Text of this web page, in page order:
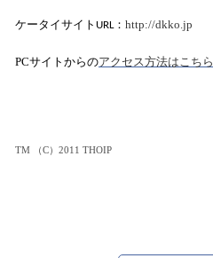
ケータイサイト URL： http://dkko.jp
PCサイトからのアクセス方法はこちら
TM （C） 2011 THOIP